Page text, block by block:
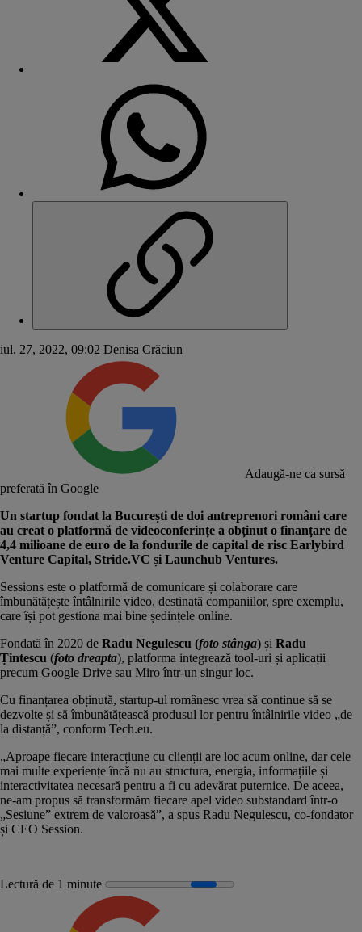
iul. 27, 2022, 09:02 Denisa Crăciun
Adaugă-ne ca sursă
preferată în Google
Un startup fondat la București de doi antreprenori români care
au creat o platformă de videoconferințe a obținut o finanțare de
4,4 milioane de euro de la fondurile de capital de risc Earlybird
Venture Capital, Stride.VC și Launchub Ventures.
Sessions este o platformă de comunicare și colaborare care
îmbunătățește întâlnirile video, destinată companiilor, spre exemplu,
care își pot gestiona mai bine ședințele online.
Fondată în 2020 de Radu Negulescu (foto stânga) și Radu
Țintescu (foto dreapta), platforma integrează tool-uri și aplicații
precum Google Drive sau Miro într-un singur loc.
Cu finanțarea obținută, startup-ul românesc vrea să continue să se
dezvolte și să îmbunătățească produsul lor pentru întâlnirile video „de
la distanță”, conform Tech.eu.
„Aproape fiecare interacțiune cu clienții are loc acum online, dar cele
mai multe experiențe încă nu au structura, energia, informațiile și
interactivitatea necesară pentru a fi cu adevărat puternice. De aceea,
ne-am propus să transformăm fiecare apel video substandard într-o
„Sesiune” extrem de valoroasă”, a spus Radu Negulescu, co-fondator
și CEO Session.
Lectură de 1 minute